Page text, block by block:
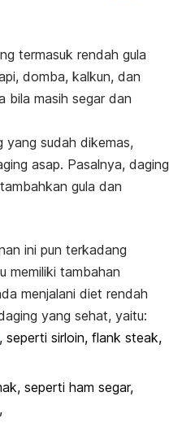
termasuk rendah gula
domba, kalkun, dan
bila masih segar dan
yang sudah dikemas,
asap. Pasalnya, daging
gula dan
ini pun terkadang
memiliki tambahan
menjalani diet rendah
yang sehat, yaitu:
, seperti sirloin, flank steak,
seperti ham segar,
,